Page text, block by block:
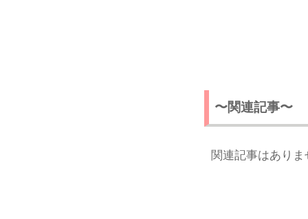
〜関連記事〜
関連記事はありま